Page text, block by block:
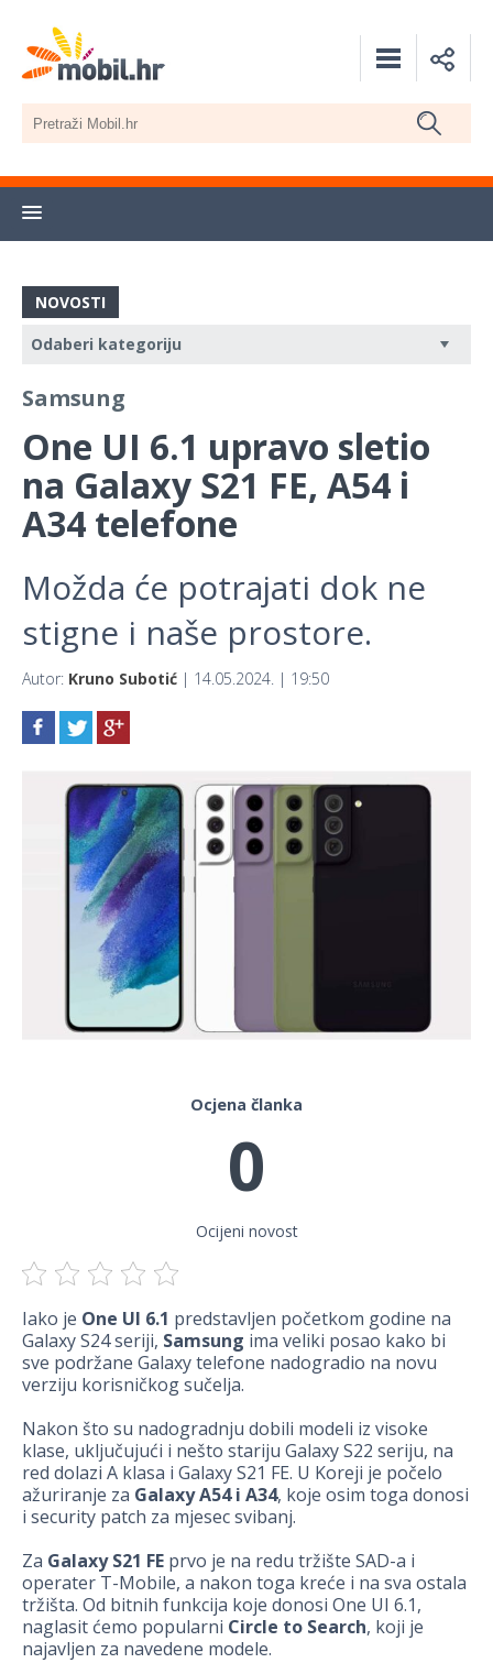
NOVOSTI
Samsung
One UI 6.1 upravo sletio
na Galaxy S21 FE, A54 i
A34 telefone
Možda će potrajati dok ne
stigne i naše prostore.
Autor: Kruno Subotić | 14.05.2024. | 19:50
Ocjena članka
0
Ocijeni novost
Iako je One UI 6.1 predstavljen početkom godine na
Galaxy S24 seriji, Samsung ima veliki posao kako bi
sve podržane Galaxy telefone nadogradio na novu
verziju korisničkog sučelja.
Nakon što su nadogradnju dobili modeli iz visoke
klase, uključujući i nešto stariju Galaxy S22 seriju, na
red dolazi A klasa i Galaxy S21 FE. U Koreji je počelo
ažuriranje za Galaxy A54 i A34, koje osim toga donosi
i security patch za mjesec svibanj.
Za Galaxy S21 FE prvo je na redu tržište SAD-a i
operater T-Mobile, a nakon toga kreće i na sva ostala
tržišta. Od bitnih funkcija koje donosi One UI 6.1,
naglasit ćemo popularni Circle to Search, koji je
najavljen za navedene modele.